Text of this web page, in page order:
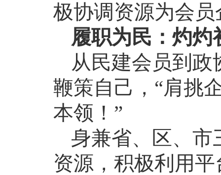
极协调资源为会
履职为民：灼灼
从民建会员到
鞭策自己， “肩挑
本领！”
身兼省、区、市
资源，积极利用